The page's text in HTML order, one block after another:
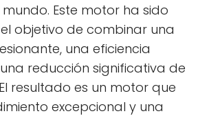
Este motor ha sido
objetivo de combinar una
una eficiencia
reducción significativa de
resultado es un motor que
excepcional y una